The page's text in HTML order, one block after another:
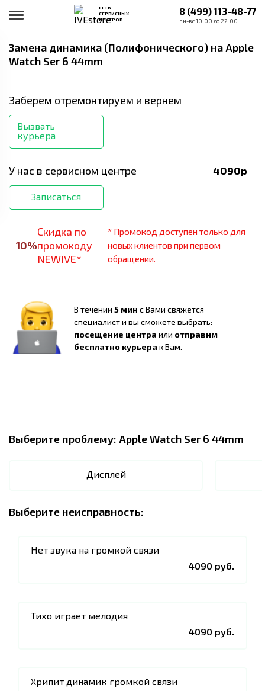
СЕТЬ
СЕРВИСНЫХ
ЦЕНТРОВ
8 (499) 113-48-77
пн-вс 10:00 до 22:00
Замена динамика (Полифонического) на Apple
Watch Ser 6 44mm
Заберем отремонтируем и вернем
Вызвать
курьера
У нас в сервисном центре 4090р
Записаться
10%
Скидка по
промокоду
NEWIVE*
* Промокод доступен только для
новых клиентов при первом
обращении.
В течении 5 мин с Вами свяжется
специалист и вы сможете выбрать:
посещение центра или отправим
бесплатно курьера к Вам.
Выберите проблему: Apple Watch Ser 6 44mm
Дисплей
Выберите неисправность:
Нет звука на громкой связи
4090 руб.
Тихо играет мелодия
4090 руб.
Хрипит динамик громкой связи